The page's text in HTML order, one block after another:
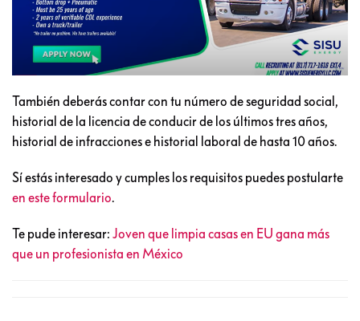
También deberás contar con tu número de seguridad social,
historial de la licencia de conducir de los últimos tres años,
historial de infracciones e historial laboral de hasta 10 años.
Sí estás interesado y cumples los requisitos puedes postularte
en este formulario.
Te pude interesar: Joven que limpia casas en EU gana más
que un profesionista en México